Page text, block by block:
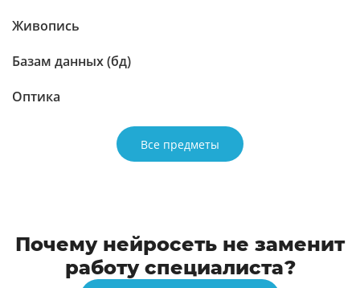
Живопись
Базам данных (бд)
Оптика
Все предметы
Почему нейросеть не заменит
работу специалиста?